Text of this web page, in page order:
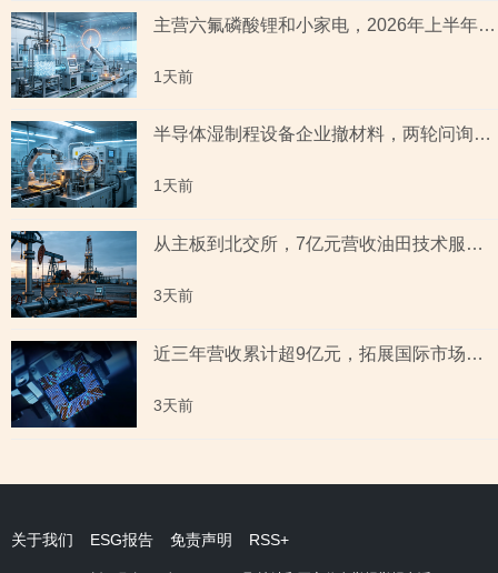
主营六氟磷酸锂和小家电，2026年上半年预测盈利超2亿元，虚增收入被ST背后子公司未完成业绩承诺
1天前
半导体湿制程设备企业撤材料，两轮问询聚焦收入确认时点准确性，原材料采购公允性引关注
1天前
从主板到北交所，7亿元营收油田技术服务商两次撤单，募投项目必要性与核心技术竞争力遭“拷问”
3天前
近三年营收累计超9亿元，拓展国际市场背后外销收入合计六百余万元，辅导期间参与高校牵头的重点研发项目，大客户股东或与该高校人员“同名”
3天前
关于我们 ESG报告 免责声明 RSS+